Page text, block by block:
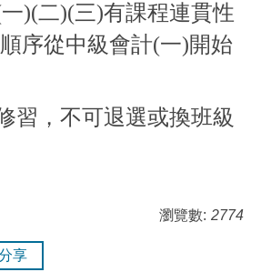
)(二)(三)有課程連貫性
序從中級會計(一)開始
習，不可退選或換班級
瀏覽數: 2774
享